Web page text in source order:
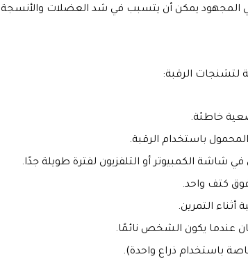
في المجهود يمكن أن يتسبب في شد العضلات
لتشنجات الرقبة:
خاطئة.
باستخدام الرقبة.
في شاشة الكمبيوتر أو التلفزيون لفترة طويلة جدًا.
كتف واحد.
أثناء التمرين.
عندما يكون الشخص نائمًا.
باستخدام ذراع واحدة).